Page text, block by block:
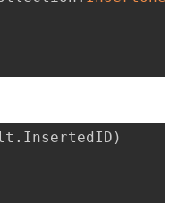
. InsertedID )